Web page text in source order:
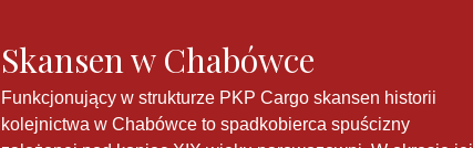
Skansen w Chabówce
Funkcjonujący w strukturze PKP Cargo skansen historii
kolejnictwa w Chabówce to spadkobierca spuścizny